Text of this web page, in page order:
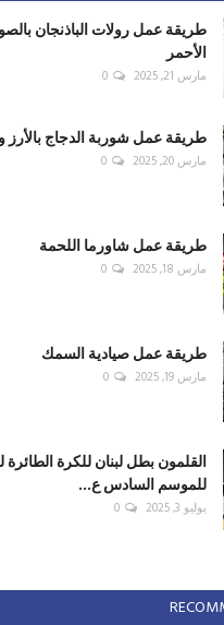
طريقة عمل رولات الباذنجان
الأحمر
مارس 21, 2025 0
طريقة عمل شوربة الدجاج بالأرز
مارس 20, 2025 0
طريقة عمل شاورما اللحمة
مارس 18, 2025 0
طريقة عمل صيادية السمك
مارس 19, 2025 0
القلمون بطل لبنان للكرة الطائرة
للموسم السادس ع...
يوليو 3, 2025 0